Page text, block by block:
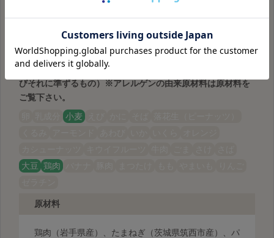
本品の原材料に含まれる食物アレルギー物質（特定原材料及
びそれに準ずるもの）
※アレルゲンの由来原材料は原材料を
ご覧下さい。
小麦
大豆 鶏肉
原材料
鶏肉（岩手県産）、たまねぎ（茨城県筑西市産）、パ